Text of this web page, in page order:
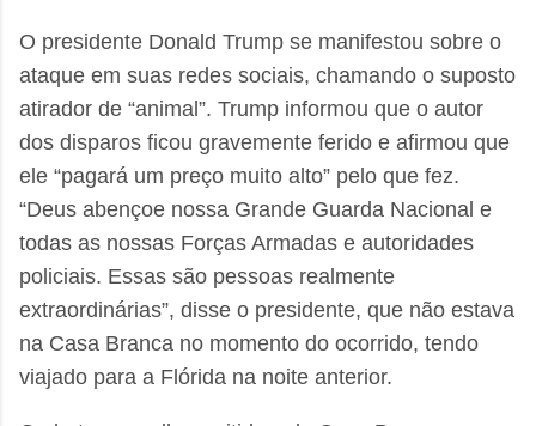
O presidente Donald Trump se manifestou sobre o
ataque em suas redes sociais, chamando o suposto
atirador de “animal”. Trump informou que o autor
dos disparos ficou gravemente ferido e afirmou que
ele “pagará um preço muito alto” pelo que fez.
“Deus abençoe nossa Grande Guarda Nacional e
todas as nossas Forças Armadas e autoridades
policiais. Essas são pessoas realmente
extraordinárias”, disse o presidente, que não estava
na Casa Branca no momento do ocorrido, tendo
viajado para a Flórida na noite anterior.